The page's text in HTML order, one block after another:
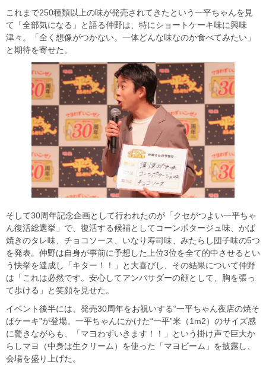
これまで250種類以上の味が発売されてきたという一平ちゃんを見
て「全部気になる」と語る仲野は、特にショートケーキ味に興味
津々。「全く想像がつかない。一体どんな味なのか食べてみたい」
と期待を寄せた。
そして30周年記念企画として行われたのが「クセがつよい一平ちゃ
ん復活総選挙」で、復活する候補としてコーンポタージュ味、かば
焼きのタレ味、チョコソース、いなり寿司味、みたらし団子味の5つ
を発表。仲野は自身が事前に予想した上位3位を全て的中させるとい
う快挙を達成し「キター！！」と大喜びし、その結果について仲野
は「これは必然です。安心してアンバサダーの顔として、胸を張っ
て歩ける」と笑顔を見せた。
イベント後半には、発売30周年をお祝いする“一平ちゃん夜店の焼そ
ばケーキ”が登場。一平ちゃんにかけた“一平”米（1m2）のサイズ感
に驚きながらも、「マヨわずいきます！！」という掛け声で巨大か
らしマヨ（中身は生クリーム）を使った「マヨビーム」を披露し、
会場を盛り上げた。